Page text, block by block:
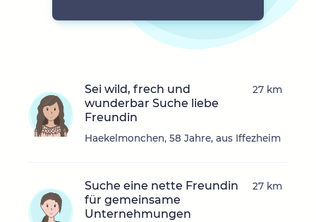
Sei wild, frech und
wunderbar Suche liebe
Freundin
Haekelmonchen, 58 Jahre, aus Iffezheim
27 km
Suche eine nette Freundin
für gemeinsame
Unternehmungen
27 km